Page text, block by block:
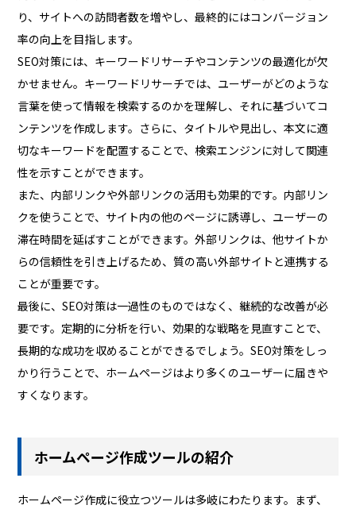
り、サイトへの訪問者数を増やし、最終的にはコンバージョン
率の向上を目指します。
SEO対策には、キーワードリサーチやコンテンツの最適化が欠
かせません。キーワードリサーチでは、ユーザーがどのような
言葉を使って情報を検索するのかを理解し、それに基づいてコ
ンテンツを作成します。さらに、タイトルや見出し、本文に適
切なキーワードを配置することで、検索エンジンに対して関連
性を示すことができます。
また、内部リンクや外部リンクの活用も効果的です。内部リン
クを使うことで、サイト内の他のページに誘導し、ユーザーの
滞在時間を延ばすことができます。外部リンクは、他サイトか
らの信頼性を引き上げるため、質の高い外部サイトと連携する
ことが重要です。
最後に、SEO対策は一過性のものではなく、継続的な改善が必
要です。定期的に分析を行い、効果的な戦略を見直すことで、
長期的な成功を収めることができるでしょう。SEO対策をしっ
かり行うことで、ホームページはより多くのユーザーに届きや
すくなります。
ホームページ作成ツールの紹介
ホームページ作成に役立つツールは多岐にわたります。まず、